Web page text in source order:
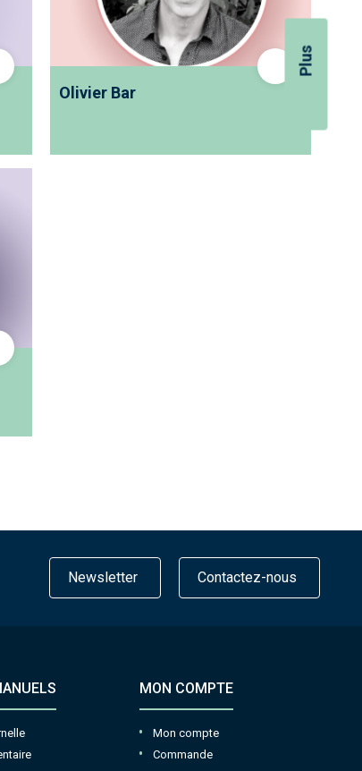
Olivier Bar
Newsletter Contactez-nous
MON COMPTE
Mon compte
Commande
Plus